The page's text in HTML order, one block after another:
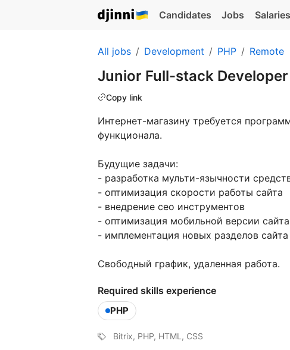
Candidates Jobs Salaries
All jobs Development PHP Remote
Junior Full-stack Developer
Copy link
Интернет-магазину требуется
функционала.
Будущие задачи:
- разработка мульти-язычности
- оптимизация скорости работы сайта
- внедрение сео инструментов
- оптимизация мобильной версии сайта
- имплементация новых разделов сайта
Свободный график, удаленная работа.
Required skills experience
PHP
Bitrix, PHP, HTML, CSS